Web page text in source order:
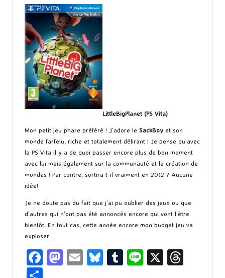
LittleBigPlanet (PS Vita)
Mon petit jeu phare préféré ! J’adore le SackBoy et son
monde farfelu, riche et totalement délirant ! Je pense qu’avec
la PS Vita il y a de quoi passer encore plus de bon moment
avec lui mais également sur la communauté et la création de
mondes ! Par contre, sortira t-il vraiment en 2012 ? Aucune
idée!
Je ne doute pas du fait que j’ai pu oublier des jeux ou que
d’autres qui n’ont pas été annoncés encore qui vont l’être
bientôt. En tout cas, cette année encore mon budget jeu va
exploser …
Fa M E
Bl T
Li X